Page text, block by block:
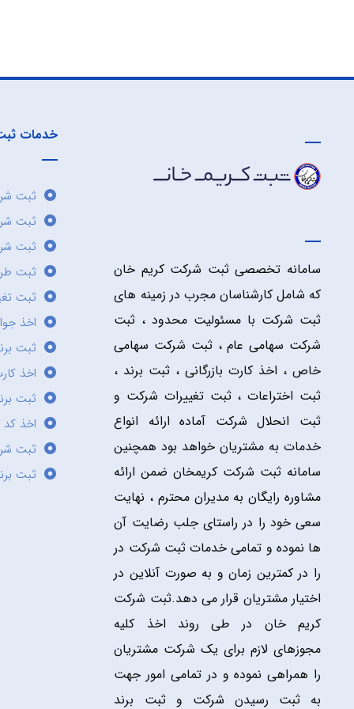
سامانه تخصصی ثبت شرکت کریم خان
که شامل کارشناسان مجرب در زمینه های
ثبت شرکت با مسئولیت محدود ، ثبت
شرکت سهامی عام ، ثبت شرکت سهامی
خاص ، اخذ کارت بازرگانی ، ثبت برند ،
ثبت اختراعات ، ثبت تغییرات شرکت و
ثبت انحلال شرکت آماده ارائه انواع
خدمات به مشتریان خواهد بود همچنین
سامانه ثبت شرکت کریمخان ضمن ارائه
مشاوره رایگان به مدیران محترم ، نهایت
سعی خود را در راستای جلب رضایت آن
ها نموده و تمامی خدمات ثبت شرکت در
را در کمترین زمان و به صورت آنلاین در
اختیار مشتریان قرار می دهد.ثبت شرکت
کریم خان در طی روند اخذ کلیه
مجوزهای لازم برای یک شرکت مشتریان
را همراهی نموده و در تمامی امور جهت
به ثبت رسیدن شرکت و ثبت برند
خدمات
ثبت
ثبت
ثبت
ثبت
ثبت
اخذ
ثبت
اخذ
ثبت
اخذ کد
ثبت
ثبت